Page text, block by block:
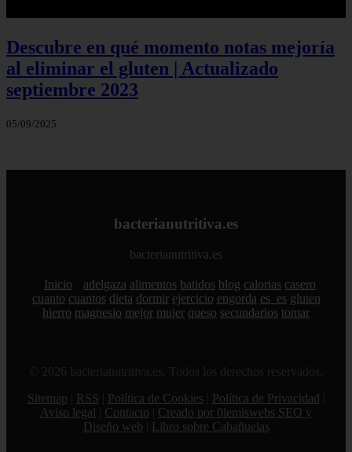
Descubre en qué momento notas mejoría
al eliminar el gluten | Actualizado
septiembre 2023
05/09/2025
bacterianutritiva.es
bacterianutritiva.es
Inicio adelgaza alimentos batidos blog calorias casero
cuanto cuantos dieta dormir ejercicio engorda es_es gluten
hierro magnesio mejor mujer queso secundarios tomar
© 2026 bacterianutritiva.es. Todos los derechos reservados.
Sitemap
RSS Política de Cookies Política de Privacidad
Aviso legal
Contacto
Creado por 0lemiswebs SEO y
Diseño web
Libro sobre Cabañuelas